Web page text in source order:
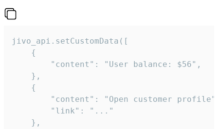
jivo_api.setCustomData([
    {
        "content": "User balance: $56",
    },
    {
"content": "Open customer
        "link": "..."
    },